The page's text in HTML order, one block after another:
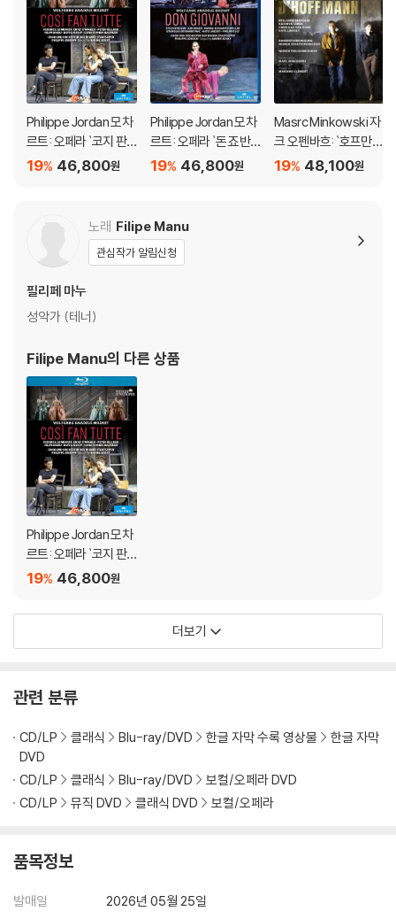
※ 4K블루레이, 3D 블루레이 재생 관련 안내
1) 4K UHD 디스크는 대용량의 데이터 전송이 필요하므로 4K전용 플레
이어를 사용하셔야 합니다. 더불어 플레이어 소프트웨어 최신 버전의 업데
이트, 대용량 케이블 사용이 필수입니다.
니다.
※ 아웃케이스/구성품/포장 상태
2) 스틸북 케이스 제작 과정에서 기포 혹은 경미한 인쇄 오류가 발생할 수
3) 렌티큘러 스틸북의 경우, 보호필름이 붙어 판매되기도 합니다. 보호필
름 손상에 의한 교환/반품은 불가합니다.
에 의한 교환/반품은 불가합니다.
5) 아웃케이스/구성품/포장 상태 불량에 의한 교환/반품 신청시 불량 확
인을 위해 개봉 시의 동영상을 요청할 수 있으며, 동영상이 없는 경우 교
환/반품이 제한될 수 있습니다.
※ 디스크 재생 불량
1) 기기 문제로 인해 발생하는 재생 불량 현상에 대해서는 반품/교환이 불
가하니 최신 소프트웨어로 업데이트된 DVD/BD 전용 기기에서 재생하실
것을 권유해 드립니다.
2) 정전기와 먼지로 인해 재생이 원활하지 않은 경우가 있습니다. 디스크
를 마른 천으로 닦으시거나, DVD 클리너 등 전용 제품을 이용하면 대부분
3) 일부 PC 연결형 ODD의 경우 호환 상의 문제로 정상적인 디스크도 재
생이 불가능한 경우가 있습니다. 독립형 전용 플레이어 사용을 권장드리
디스크에 미세한 잔 흠집이 남아있거나 인쇄 면이 깨끗하지 않은 경우가
로 인한 반품/교환이 가능합니다.
1) 불량으로 인한 교환/반품 요청 시에는 불량 확인을 위해 개봉 시의 동영
상을 요청할 수 있으며, 동영상이 없는 경우 교환/반품이 제한될 수 있습니
다.
Philippe Jordan 모차
르트: 오페라 `코지 판
투테` (Mozart: Oper
46,800원
19%
Philippe Jordan 모차
르트: 오페라 `돈 죠반
니` (Mozart: Opera `
46,800원
19%
Masrc Minkowski 자
크 오펜바흐: `호프만
이야기` (Offenbach:
48,100원
19%
노래 Filipe Manu
관심작가 알림신청
필리페 마누
성악가 (테너)
Filipe Manu의 다른 상품
Philippe Jordan 모차
르트: 오페라 `코지 판
투테` (Mozart: Oper
46,800원
19%
더보기
관련 분류
CD/LP 클래식 Blu-ray/DVD 한글 자막 수록 영상물
한글 자막
DVD
CD/LP
클래식 Blu-ray/DVD
보컬/오페라 DVD
CD/LP
뮤직 DVD 클래식 DVD 보컬/오페라
품목정보
발매일
2026년 05월 25일